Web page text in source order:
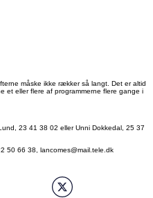
måske ikke rækker så langt. Det er altid
et eller flere af programmerne flere gange i
23 41 38 02 eller Unni Dokkedal, 25 37
50 66 38, lancomes@mail.tele.dk